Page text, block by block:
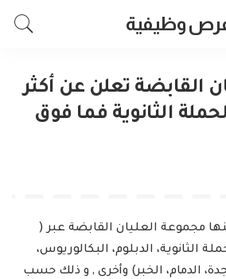
وظيفية
القابضة تعلن عن أكثر
لحملة الثانوية فما فوق
مجموعة العليان القابضة عبر (
الثانوية، الدبلوم، البكالوريوس،
الدمام، الخبر) وأخرى , و ذلك حسب